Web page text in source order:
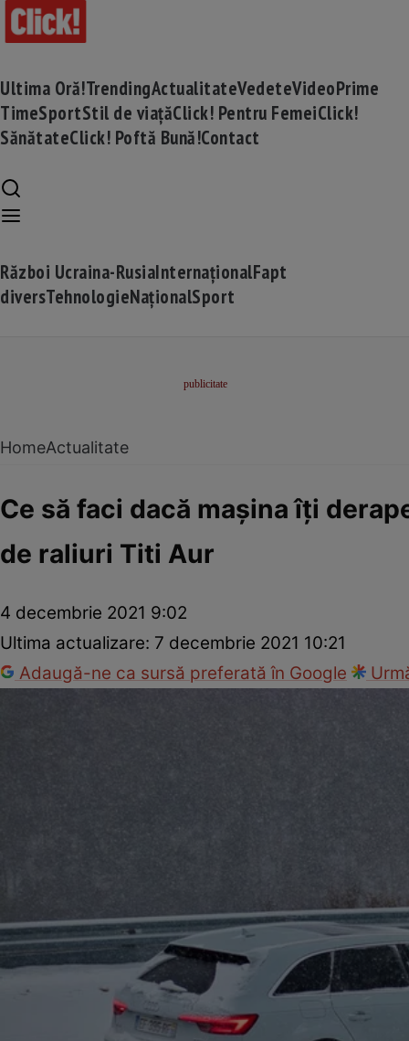
Ultima Oră!TrendingActualitateVedeteVideoPrime
TimeSportStil de viațăClick! Pentru FemeiClick!
SănătateClick! Poftă Bună!Contact
Război Ucraina-RusiaInternaționalFapt
diversTehnologieNaționalSport
HomeActualitate
Ce să faci dacă mașina îți
de raliuri Titi Aur
4 decembrie 2021 9:02
Ultima actualizare: 7 decembrie 2021 10:21
Adaugă-ne ca sursă preferată în Google